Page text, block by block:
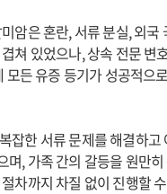
암은 혼란, 서류 분실, 외국
쳐 있었으나, 상속 전문 변
모든 유증 등기가 성공적으
잡한 서류 문제를 해결하고
며, 가족 간의 갈등을 원만
차까지 차질 없이 진행할